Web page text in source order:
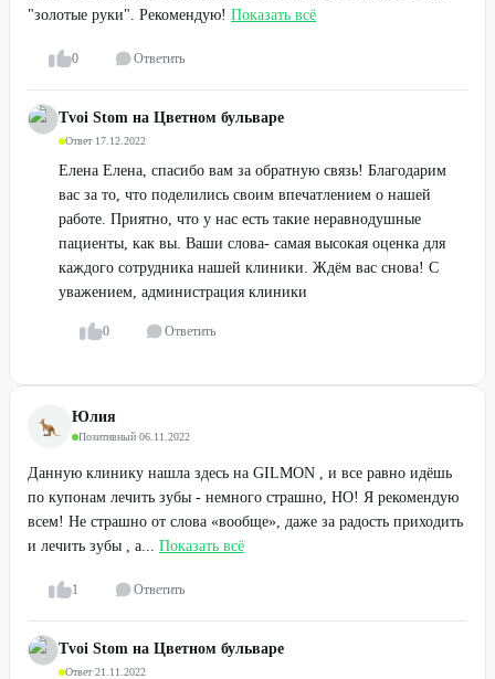
"золотые руки". Рекомендую! Показать всё
0 Ответить
Tvoi Stom на Цветном бульваре
Ответ·17.12.2022
Елена Елена, спасибо вам за обратную связь! Благодарим
вас за то, что поделились своим впечатлением о нашей
работе. Приятно, что у нас есть такие неравнодушные
пациенты, как вы. Ваши слова- самая высокая оценка для
каждого сотрудника нашей клиники. Ждём вас снова! С
уважением, администрация клиники
0 Ответить
Юлия
Позитивный·06.11.2022
Данную клинику нашла здесь на GILMON , и все равно идёшь
по купонам лечить зубы - немного страшно, НО! Я рекомендую
всем! Не страшно от слова «вообще», даже за радость приходить
и лечить зубы , а... Показать всё
1 Ответить
Tvoi Stom на Цветном бульваре
Ответ·21.11.2022